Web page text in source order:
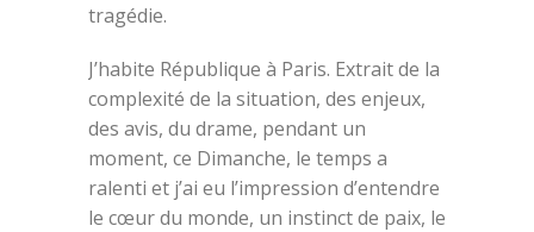
tragédie.
J’habite République à Paris. Extrait de la
complexité de la situation, des enjeux,
des avis, du drame, pendant un
moment, ce Dimanche, le temps a
ralenti et j’ai eu l’impression d’entendre
le cœur du monde, un instinct de paix, le